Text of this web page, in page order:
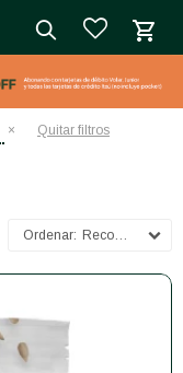
Quitar filtros
Recomendados